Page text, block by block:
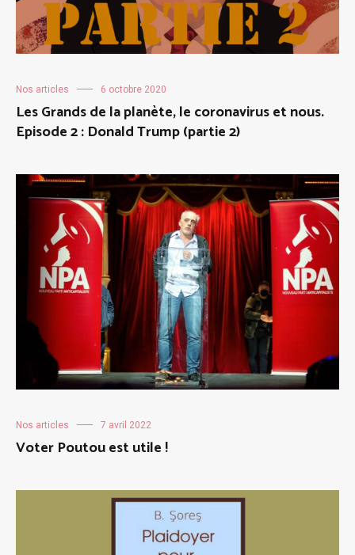
Nos articles 6 octobre 2020
Les Grands de la planète, le coronavirus et nous.
Episode 2 : Donald Trump (partie 2)
Nos articles 7 avril 2022
Voter Poutou est utile !